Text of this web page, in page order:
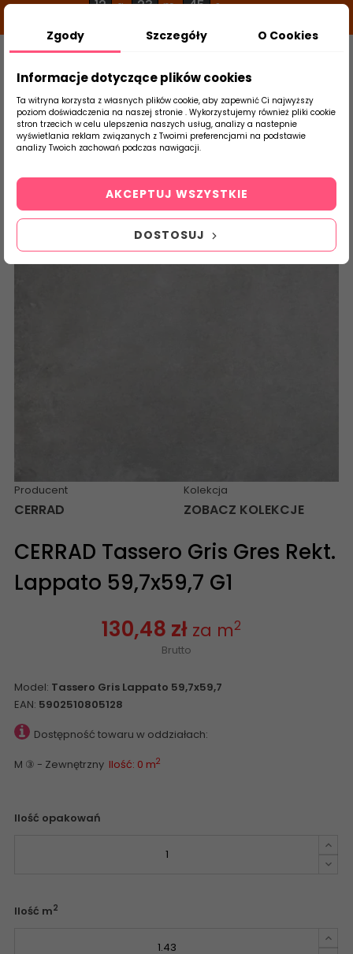
12 g 23 m 45 s
Szukaj
produktu
Strona Główna Salon / Taras Cerrad
Producent
CERRAD
Kolekcja
ZOBACZ KOLEKCJE
CERRAD Tassero Gris Gres Rekt.
Lappato 59,7x59,7 G1
130,48 zł za m2
Brutto
Model: Tassero Gris Lappato 59,7x59,7
EAN: 5902510805128
Dostępność towaru w oddziałach:
M ③ - Zewnętrzny Ilość: 0 m2
Ilość opakowań
Ilość m2
Zgody Szczegóły O Cookies
Informacje dotyczące plików cookies
Ta witryna korzysta z własnych plików cookie, aby zapewnić Ci najwyższy
poziom doświadczenia na naszej stronie . Wykorzystujemy również pliki cookie
stron trzecich w celu ulepszenia naszych usług, analizy a nastepnie
wyświetlania reklam związanych z Twoimi preferencjami na podstawie
analizy Twoich zachowań podczas nawigacji.
DOSTOSUJ
AKCEPTUJ WSZYSTKIE